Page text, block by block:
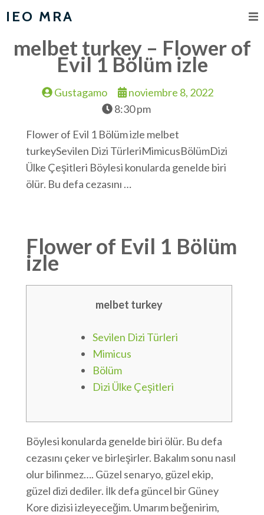
IEO MRA
melbet turkey – Flower of
Evil 1 Bölüm izle
Gustagamo
noviembre 8, 2022
8:30 pm
Flower of Evil 1 Bölüm izle melbet
turkeySevilen Dizi TürleriMimicusBölümDizi
Ülke Çeşitleri Böylesi konularda genelde biri
ölür. Bu defa cezasını …
Flower of Evil 1 Bölüm
izle
melbet turkey
Sevilen Dizi Türleri
Mimicus
Bölüm
Dizi Ülke Çeşitleri
Böylesi konularda genelde biri ölür. Bu defa
cezasını çeker ve birleşirler. Bakalım sonu nasıl
olur bilinmez…. Güzel senaryo, güzel ekip,
güzel dizi dediler. İlk defa güncel bir Güney
Kore dizisi izleyeceğim. Umarım beğenirim,